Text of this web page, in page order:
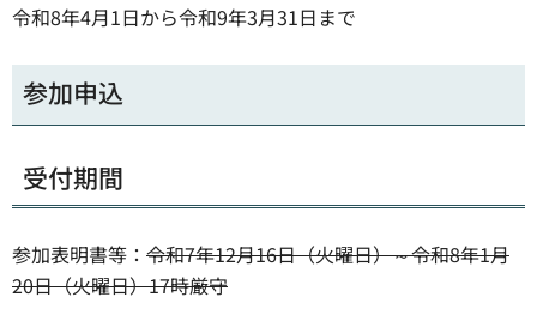
令和8年4月1日から令和9年3月31日まで
参加申込
受付期間
参加表明書等： 令和7年12月16日（火曜日）～令和8年1月
20日（火曜日）17時厳守